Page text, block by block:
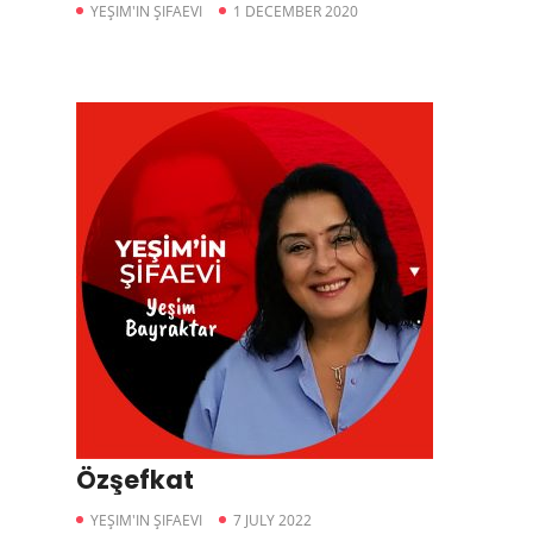
YEŞIM'IN ŞIFAEVI 1 DECEMBER 2020
Özşefkat
YEŞIM'IN ŞIFAEVI 7 JULY 2022